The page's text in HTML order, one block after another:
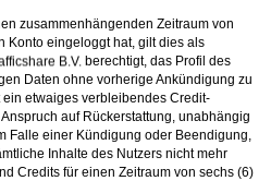
zusammenhängenden Zeitraum von
Konto eingeloggt hat, gilt dies als
berechtigt, das Profil des
Daten ohne vorherige Ankündigung zu
ein etwaiges verbleibendes Credit-
auf Rückerstattung, unabhängig
Falle einer Kündigung oder Beendigung,
Inhalte des Nutzers nicht mehr
Credits für einen Zeitraum von sechs (6)